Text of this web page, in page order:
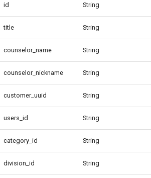
id String
title String
counselor_name String
counselor_nickname String
customer_uuid String
users_id String
category_id String
division_id String